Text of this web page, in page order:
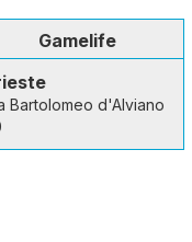
Gamelife
Bartolomeo d'Alviano